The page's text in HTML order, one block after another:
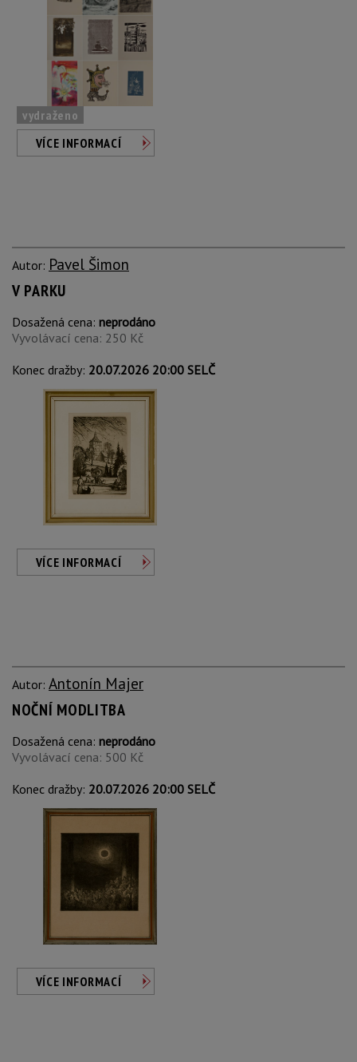
vydraženo
VÍCE INFORMACÍ
Autor: Pavel Šimon
V PARKU
Dosažená cena: neprodáno
Vyvolávací cena: 250 Kč
Konec dražby: 20.07.2026 20:00 SELČ
VÍCE INFORMACÍ
Autor: Antonín Majer
NOČNÍ MODLITBA
Dosažená cena: neprodáno
Vyvolávací cena: 500 Kč
Konec dražby: 20.07.2026 20:00 SELČ
VÍCE INFORMACÍ